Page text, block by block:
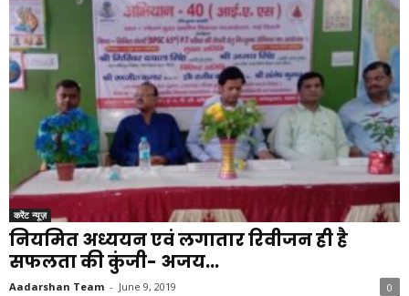
करेंट न्यूज़
नियमित अध्ययन एवं लगातार रिवीजन ही है
सफलता की कुंजी- अजय...
Aadarshan Team - June 9, 2019 0